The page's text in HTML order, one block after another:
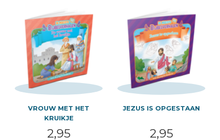
VROUW MET HET
KRUIKJE
2,95
JEZUS IS OPGESTAAN
2,95